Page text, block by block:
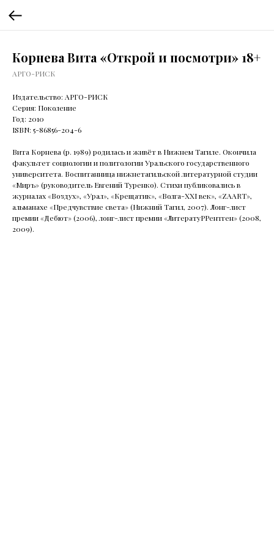
Корнева Вита «Открой и посмотри» 18+
АРГО-РИСК
Издательство: АРГО-РИСК
Серия: Поколение
Год: 2010
ISBN: 5-86856-204-6
Вита Корнева (р. 1989) родилась и живёт в Нижнем Тагиле. Окончила
факультет социологии и политологии Уральского государственного
университета. Воспитанница нижнетагильской литературной студии
«Миръ» (руководитель Евгений Туренко). Стихи публиковались в
журналах «Воздух», «Урал», «Крещатик», «Волга-XXI век», «ZAART»,
альманахе «Предчувствие света» (Нижний Тагил, 2007). Лонг-лист
премии «Дебют» (2006), лонг-лист премии «ЛитератуРРентген» (2008,
2009).